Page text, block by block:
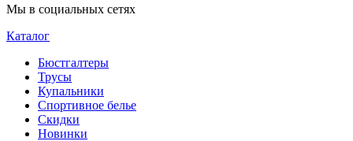
Мы в социальных сетях
Каталог
Бюстгалтеры
Трусы
Купальники
Спортивное белье
Скидки
Новинки